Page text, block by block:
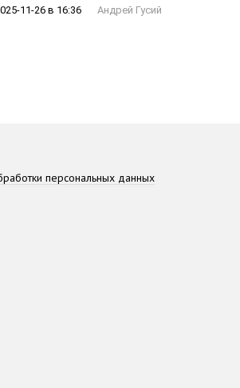
11-26 в 16:36 Андрей Гусий
персональных данных